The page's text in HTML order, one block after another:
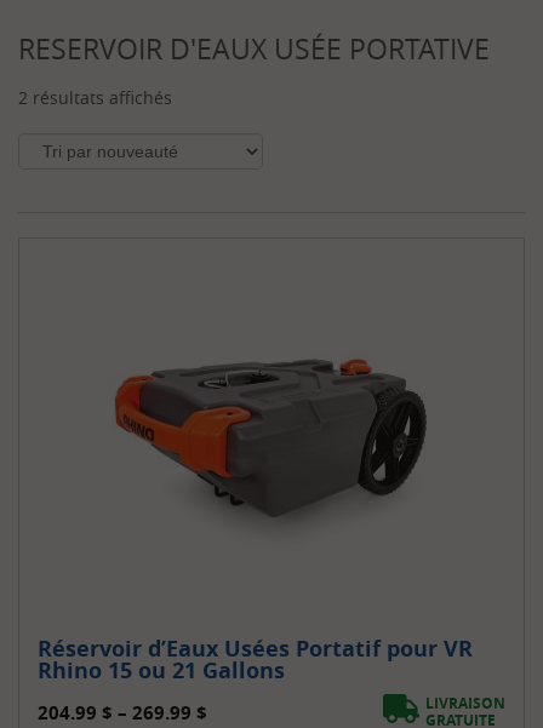
r
q
e
RESERVOIR D'EAUX USÉE PORTATIVE
2 résultats affichés
Réservoir d’Eaux Usées Portatif pour VR
Rhino 15 ou 21 Gallons
204.99 $ – 269.99 $
LIVRAISON
GRATUITE